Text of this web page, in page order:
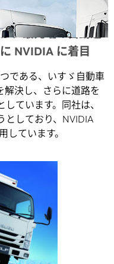
、最先端の自動運
NVIDIA に着目
である、いすゞ自動車
解決し、さらに道路を
ています。同社は、
としており、NVIDIA
しています。